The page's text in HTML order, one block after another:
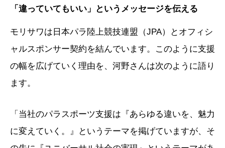
「違っていてもいい」というメッセージを伝える
モリサワは日本パラ陸上競技連盟（JPA）とオフィシ
ャルスポンサー契約を結んでいます。このように支援
の幅を広げていく理由を、河野さんは次のように語り
ます。
「当社のパラスポーツ支援は『あらゆる違いを、魅力
に変えていく。』というテーマを掲げていますが、そ